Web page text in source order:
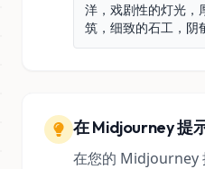
洋，戏剧性的灯光，
筑，细致的石工，阴
在 Midjourney 提
在您的 Midjourney